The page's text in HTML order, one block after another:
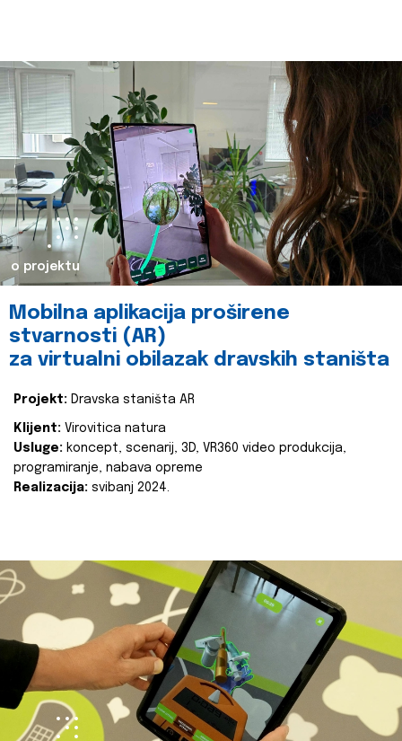
o projektu
Mobilna aplikacija proširene
stvarnosti (AR)
za virtualni obilazak dravskih staništa
Projekt: Dravska staništa AR
Klijent: Virovitica natura
Usluge: koncept, scenarij, 3D, VR360 video produkcija,
programiranje, nabava opreme
Realizacija: svibanj 2024.